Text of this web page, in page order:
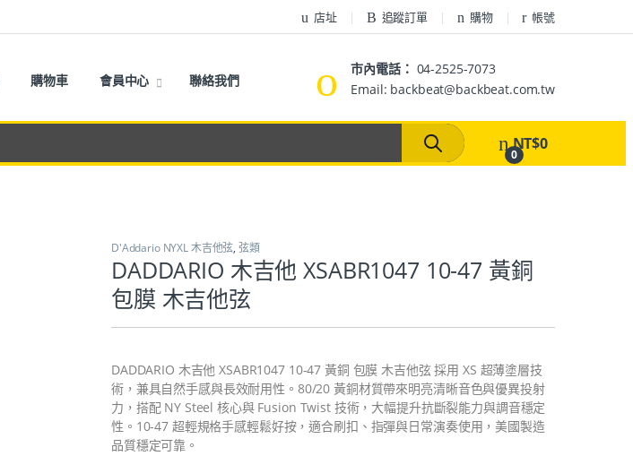
店址 追蹤訂單 購物 帳號
購物車 會員中心 聯絡我們
市內電話： 04-2525-7073
Email: backbeat@backbeat.com.tw
0
NT$0
D'Addario NYXL 木吉他弦,弦類
DADDARIO 木吉他 XSABR1047 10-47 黃銅
包膜 木吉他弦
DADDARIO 木吉他 XSABR1047 10-47 黃銅 包膜 木吉他弦 採用 XS 超薄塗層技
術，兼具自然手感與長效耐用性。80/20 黃銅材質帶來明亮清晰音色與優異投射
力，搭配 NY Steel 核心與 Fusion Twist 技術，大幅提升抗斷裂能力與調音穩定
性。10-47 超輕規格手感輕鬆好按，適合刷扣、指彈與日常演奏使用，美國製造
品質穩定可靠。